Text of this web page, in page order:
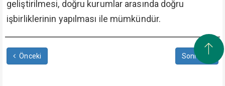
geliştirilmesi, doğru kurumlar arasında doğru
işbirliklerinin yapılması ile mümkündür.
Önceki Sonraki